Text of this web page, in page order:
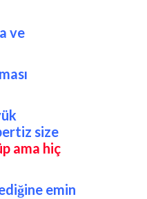
ve
size
ama hiç
emin